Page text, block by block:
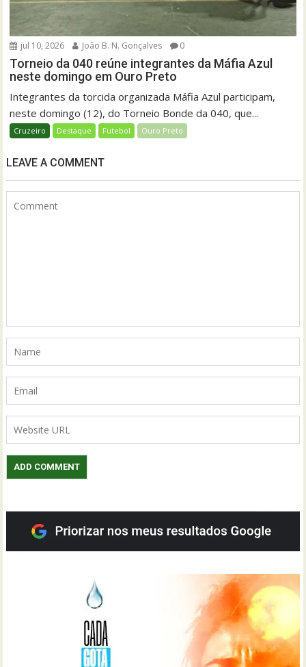
jul 10, 2026 João B. N. Gonçalves 0
Torneio da 040 reúne integrantes da Máfia Azul
neste domingo em Ouro Preto
Integrantes da torcida organizada Máfia Azul participam,
neste domingo (12), do Torneio Bonde da 040, que...
Cruzeiro Destaque Futebol Ouro Preto
LEAVE A COMMENT